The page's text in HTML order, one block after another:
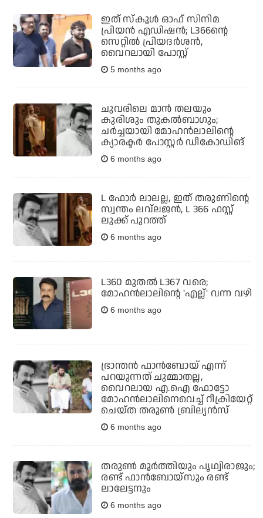
ഇത് സ്‌കൂള്‍ ഓഫ് സിനിമ
പ്രിയന്‍ എഡിഷന്‍; L366ന്റെ
സെറ്റില്‍ പ്രിയദര്‍ശന്‍,
വൈറലായി പോസ്റ്റ്
5 months ago
ചുവരിലെ മാന്‍ തലയും
കുരിശും തുകല്‍ബാഗും;
ചര്‍ച്ചയായി മോഹന്‍ലാലിന്റെ
ക്യാരക്ടര്‍ പോസ്റ്റര്‍ ഡീകോഡിങ്
6 months ago
L ഫോര്‍ ലാലല്ല, ഇത് തരുണിന്റെ
സ്വന്തം ലവ്‌ലജന്‍, L 366 ഫസ്റ്റ്
ലുക്ക് പുറത്ത്
6 months ago
L360 മുതല്‍ L367 വരെ;
മോഹന്‍ലാലിന്റെ 'എല്ല്' വന്ന വഴി
6 months ago
ഭ്രാന്തന്‍ ഫാന്‍ബോയ് എന്ന്
പറയുന്നത് ചുമ്മാതല്ല,
വൈറലായ എ.ഐ ഫോട്ടോ
മോഹന്‍ലാലിനെവെച്ച് റീക്രിയേറ്റ്
ചെയ്ത തരുണ്‍ ബ്രില്യന്‍സ്
6 months ago
തരുണ്‍ മൂര്‍ത്തിയും പൃഥ്വിരാജും;
രണ്ട് ഫാന്‍ബോയ്‌സും രണ്ട്
ലാലേട്ടനും
6 months ago